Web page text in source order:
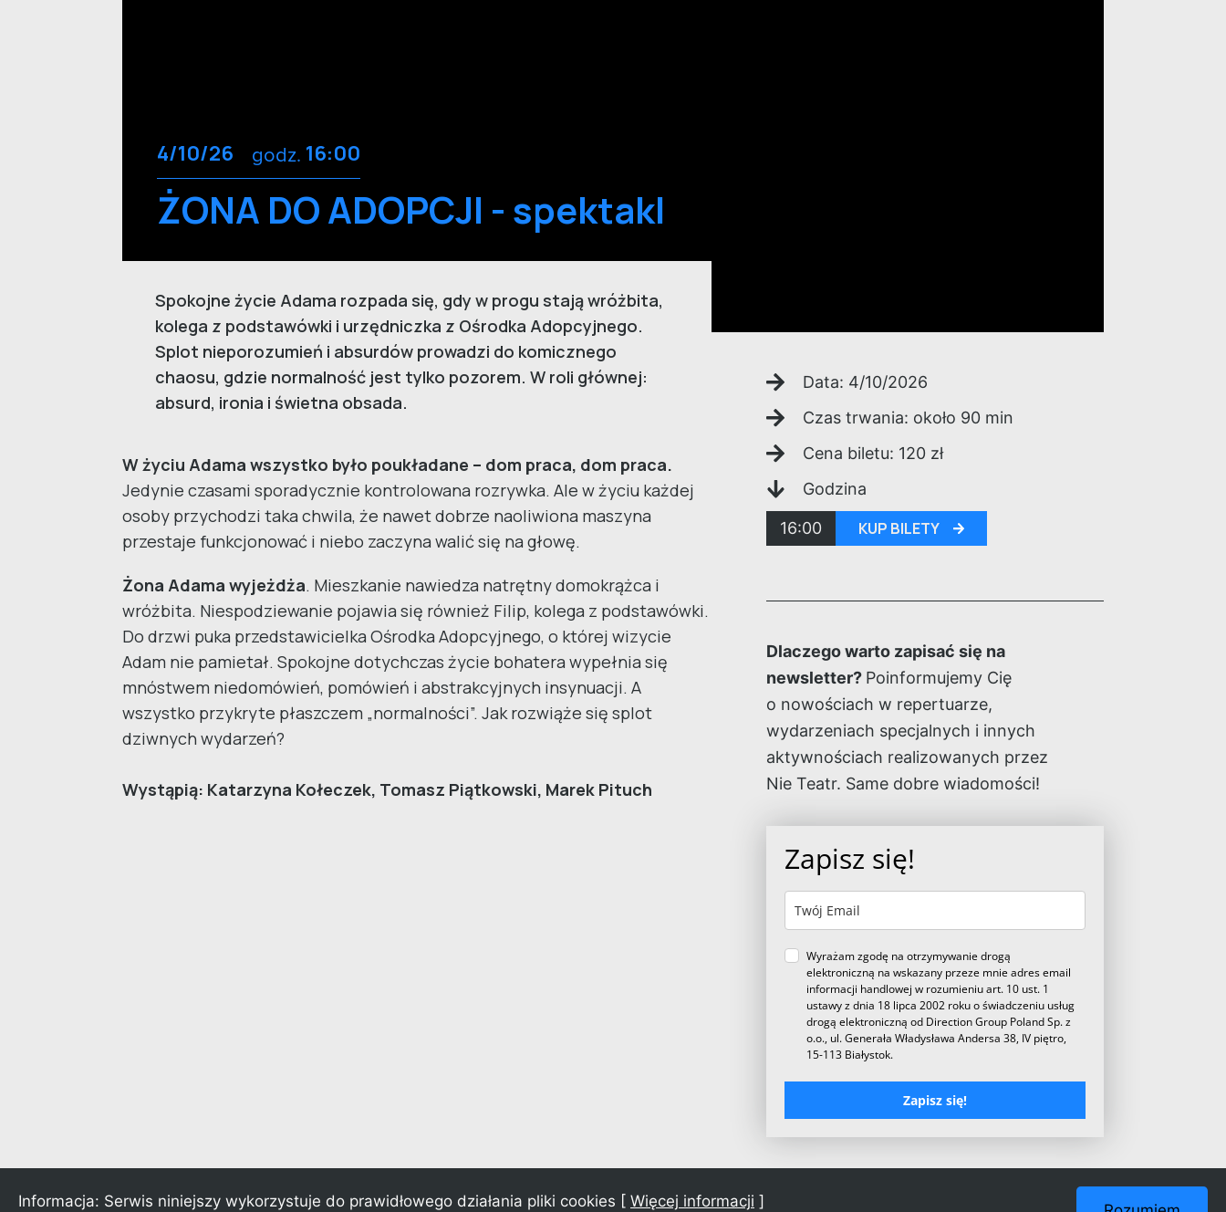
4/10/26 godz. 16:00
ŻONA DO ADOPCJI - spektakl
Spokojne życie Adama rozpada się, gdy w progu stają wróżbita,
kolega z podstawówki i urzędniczka z Ośrodka Adopcyjnego.
Splot nieporozumień i absurdów prowadzi do komicznego
chaosu, gdzie normalność jest tylko pozorem. W roli głównej:
absurd, ironia i świetna obsada.
W życiu Adama wszystko było poukładane – dom praca, dom praca.
Jedynie czasami sporadycznie kontrolowana rozrywka. Ale w życiu każdej
osoby przychodzi taka chwila, że nawet dobrze naoliwiona maszyna
przestaje funkcjonować i niebo zaczyna walić się na głowę.
Żona Adama wyjeżdża. Mieszkanie nawiedza natrętny domokrążca i
wróżbita. Niespodziewanie pojawia się również Filip, kolega z podstawówki.
Do drzwi puka przedstawicielka Ośrodka Adopcyjnego, o której wizycie
Adam nie pamietał. Spokojne dotychczas życie bohatera wypełnia się
mnóstwem niedomówień, pomówień i abstrakcyjnych insynuacji. A
wszystko przykryte płaszczem „normalności”. Jak rozwiąże się splot
dziwnych wydarzeń?
Wystąpią: Katarzyna Kołeczek, Tomasz Piątkowski, Marek Pituch
Data: 4/10/2026
Czas trwania: około 90 min
Cena biletu: 120 zł
Godzina
16:00 KUP BILETY
Dlaczego warto zapisać się na
newsletter? Poinformujemy Cię
o nowościach w repertuarze,
wydarzeniach specjalnych i innych
aktywnościach realizowanych przez
Nie Teatr. Same dobre wiadomości!
Zapisz się!
Wyrażam zgodę na otrzymywanie drogą
elektroniczną na wskazany przeze mnie adres email
informacji handlowej w rozumieniu art. 10 ust. 1
ustawy z dnia 18 lipca 2002 roku o świadczeniu usług
drogą elektroniczną od Direction Group Poland Sp. z
o.o., ul. Generała Władysława Andersa 38, IV piętro,
15-113 Białystok.
Zapisz się!
Informacja: Serwis niniejszy wykorzystuje do prawidłowego działania pliki cookies [ Więcej informacji ]